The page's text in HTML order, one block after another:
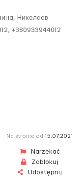
Николаев
+380933944012
Na stronie od 15.07.2021
Narzekać
Zablokuj
Udostępnij